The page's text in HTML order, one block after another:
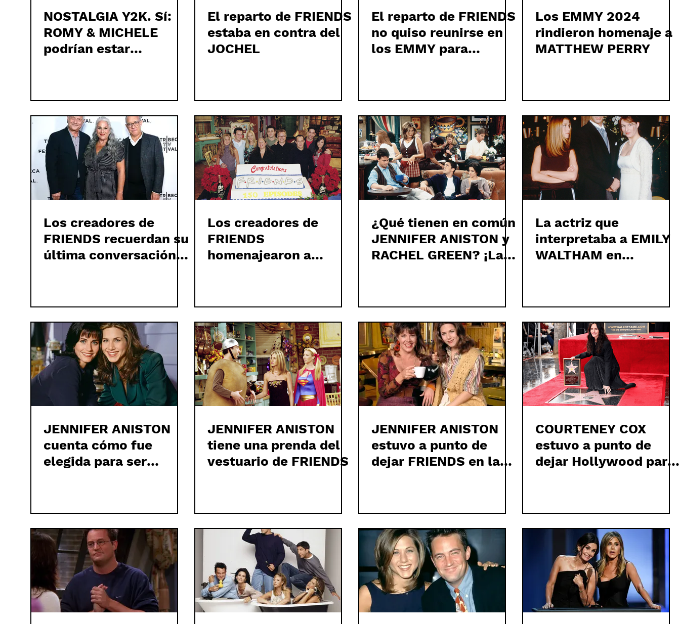
NOSTALGIA Y2K. Sí:
ROMY & MICHELE
podrían estar
El reparto de FRIENDS
estaba en contra del
JOCHEL
El reparto de FRIENDS
no quiso reunirse en
los EMMY para
Los EMMY 2024
rindieron homenaje a
MATTHEW PERRY
Los creadores de
FRIENDS recuerdan su
última conversación
Los creadores de
FRIENDS
homenajearon a
comunicado
¿Qué tienen en común
JENNIFER ANISTON y
RACHEL GREEN? ¡Las
La actriz que
interpretaba a EMILY
WALTHAM en
despedida
JENNIFER ANISTON
cuenta cómo fue
elegida para ser
JENNIFER ANISTON
tiene una prenda del
vestuario de FRIENDS
JENNIFER ANISTON
estuvo a punto de
dejar FRIENDS en la
COURTENEY COX
estuvo a punto de
dejar Hollywood para